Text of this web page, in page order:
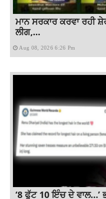
ਮਾਨ ਸਰਕਾਰ ਕਰਵਾ ਰਹੀ
ਲੀਗ,...
Aug 08, 2026 6:26 Pm
‘8 ਫੁੱਟ 10 ਇੰਚ ਦੇ ਵਾਲ…’